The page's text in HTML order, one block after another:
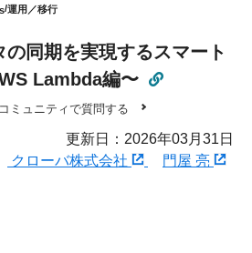
運用／移行
同期を実現するスマート
Lambda編〜
コミュニティで質問する
更新日：2026年03月31日
クローバ株式会社 門屋 亮